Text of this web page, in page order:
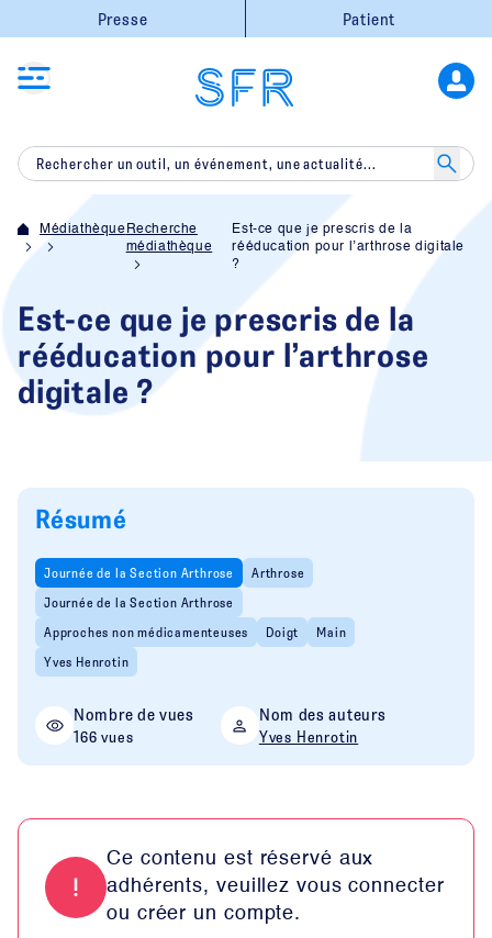
Presse Patient
Médiathèque Recherche
médiathèque
Est-ce que je prescris de la
rééducation pour l’arthrose digitale
?
Est-ce que je prescris de la
rééducation pour l’arthrose
digitale ?
Résumé
Journée de la Section Arthrose
Arthrose
Journée de la Section Arthrose
Approches non médicamenteuses
Doigt
Main
Yves Henrotin
Nombre de vues
166 vues
Nom des auteurs
Yves Henrotin
Ce contenu est réservé aux
adhérents, veuillez vous connecter
ou créer un compte.